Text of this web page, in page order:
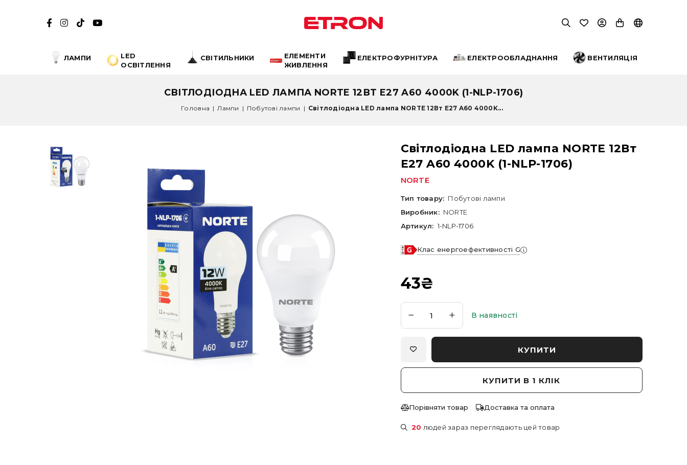
ЛАМПИ
LED
ОСВІТЛЕННЯ
СВІТИЛЬНИКИ
ЕЛЕМЕНТИ
ЖИВЛЕННЯ
ЕЛЕКТРОФУРНІТУРА ЕЛЕКТРООБЛАДНАННЯ ВЕНТИЛЯЦІЯ
СВІТЛОДІОДНА LED ЛАМПА NORTE 12ВТ E27 A60 4000K (1-NLP-1706)
Головна | Лампи | Побутові лампи | Світлодіодна LED лампа NORTE 12Вт E27 A60 4000K...
Світлодіодна LED лампа NORTE 12Вт
E27 A60 4000K (1-NLP-1706)
NORTE
Тип товару: Побутові лампи
Виробник: NORTE
Артикул: 1-NLP-1706
Клас енергоефективності G
43₴
В наявності
КУПИТИ
КУПИТИ В 1 КЛІК
Порівняти товар Доставка та оплата
20 людей зараз переглядають цей товар